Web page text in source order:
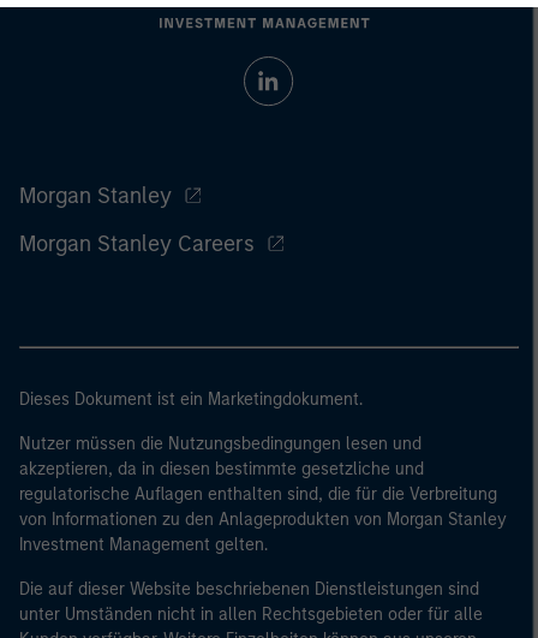
Morgan Stanley
Morgan Stanley Careers
Dieses Dokument ist ein Marketingdokument.
Nutzer müssen die Nutzungsbedingungen lesen und
akzeptieren, da in diesen bestimmte gesetzliche und
regulatorische Auflagen enthalten sind, die für die Verbreitung
von Informationen zu den Anlageprodukten von Morgan Stanley
Investment Management gelten.
Die auf dieser Website beschriebenen Dienstleistungen sind
unter Umständen nicht in allen Rechtsgebieten oder für alle